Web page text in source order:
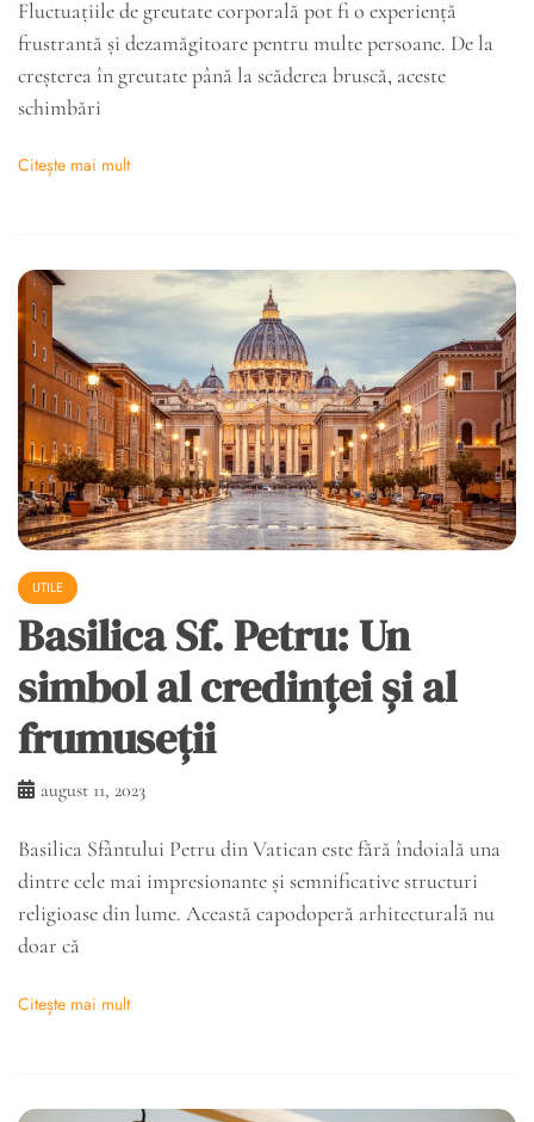
Fluctuațiile de greutate corporală pot fi o experiență
frustrantă și dezamăgitoare pentru multe persoane. De la
creșterea în greutate până la scăderea bruscă, aceste
schimbări
Citește mai mult
UTILE
Basilica Sf. Petru: Un
simbol al credinței și al
frumuseții
august 11, 2023
Basilica Sfântului Petru din Vatican este fără îndoială una
dintre cele mai impresionante și semnificative structuri
religioase din lume. Această capodoperă arhitecturală nu
doar că
Citește mai mult